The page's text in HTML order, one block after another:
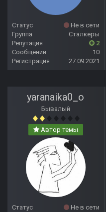
Статус
Не в сети
Группа
Сталкеры
Репутация
2
Сообщений
10
Регистрация
27.09.2021
yaranaika0_o
Бывалый
Автор темы
Статус
Не в сети